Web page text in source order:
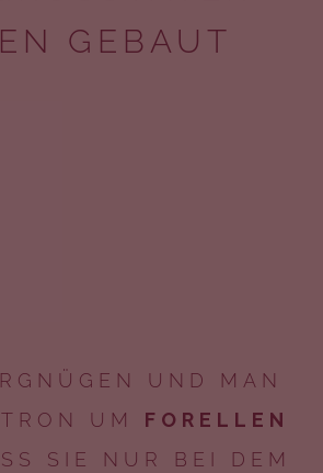
GEBAUT
UND MAN
UM FORELLEN
SIE NUR BEI DEM